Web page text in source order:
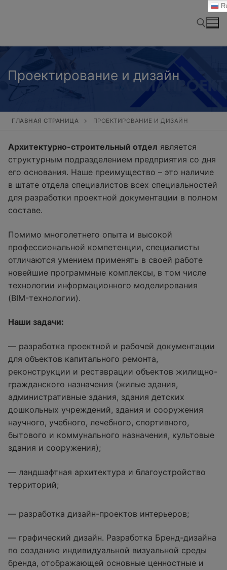
Проектирование и дизайн
ГЛАВНАЯ СТРАНИЦА ПРОЕКТИРОВАНИЕ И ДИЗАЙН
Архитектурно-строительный отдел является
структурным подразделением предприятия со дня
его основания. Наше преимущество – это наличие
в штате отдела специалистов всех специальностей
для разработки проектной документации в полном
составе.
Помимо многолетнего опыта и высокой
профессиональной компетенции, специалисты
отличаются умением применять в своей работе
новейшие программные комплексы, в том числе
технологии информационного моделирования
(BIM-технологии).
Наши задачи:
— разработка проектной и рабочей документации
для объектов капитального ремонта,
реконструкции и реставрации объектов жилищно-
гражданского назначения (жилые здания,
административные здания, здания детских
дошкольных учреждений, здания и сооружения
научного, учебного, лечебного, спортивного,
бытового и коммунального назначения, культовые
здания и сооружения);
— ландшафтная архитектура и благоустройство
территорий;
— разработка дизайн-проектов интерьеров;
— графический дизайн. Разработка Бренд-дизайна
по созданию индивидуальной визуальной среды
бренда, отображающей основные ценностные и